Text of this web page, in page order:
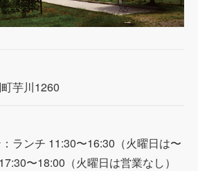
芋川1260
ランチ 11:30〜16:30（火曜日は〜
〜18:00（火曜日は営業なし）